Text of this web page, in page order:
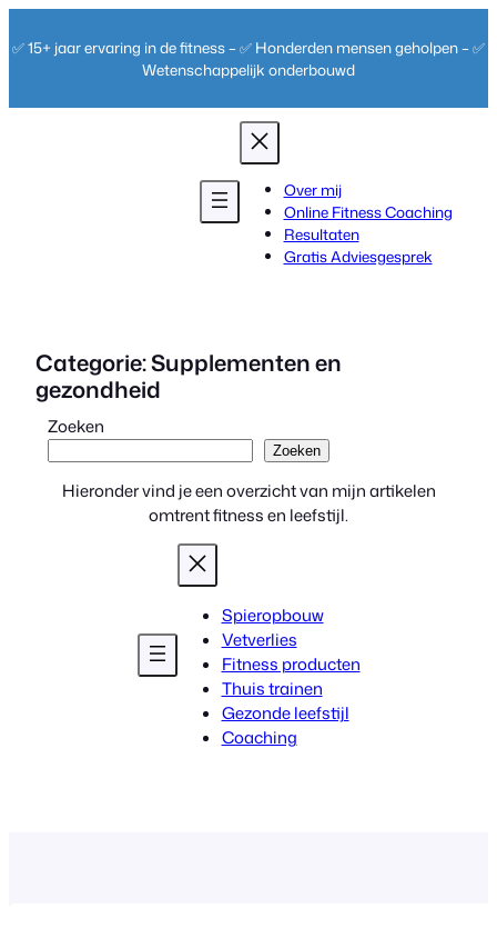
naar
✅ 15+ jaar ervaring in de fitness – ✅ Honderden mensen geholpen – ✅
Wetenschappelijk onderbouwd
Over mij
Online Fitness Coaching
Resultaten
Gratis Adviesgesprek
Categorie:Supplementen en
gezondheid
Zoeken
Zoeken
Hieronder vind je een overzicht van mijn artikelen
omtrent fitness en leefstijl.
Spieropbouw
Vetverlies
Fitness producten
Thuis trainen
Gezonde leefstijl
Coaching